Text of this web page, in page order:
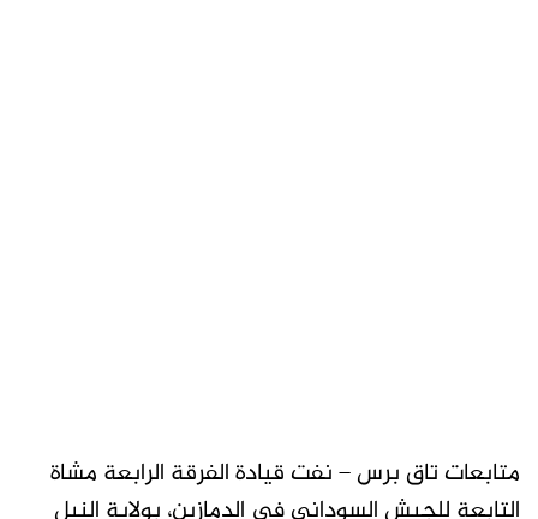
متابعات تاق برس – نفت قيادة الفرقة الرابعة مشاة